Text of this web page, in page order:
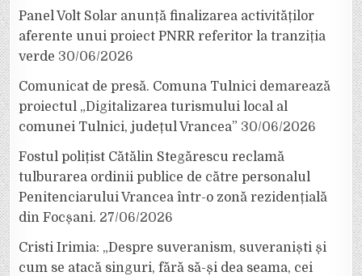
Panel Volt Solar anunță finalizarea activităților
aferente unui proiect PNRR referitor la tranziția
verde 30/06/2026
Comunicat de presă. Comuna Tulnici demarează
proiectul „Digitalizarea turismului local al
comunei Tulnici, județul Vrancea” 30/06/2026
Fostul polițist Cătălin Stegărescu reclamă
tulburarea ordinii publice de către personalul
Penitenciarului Vrancea într-o zonă rezidențială
din Focșani. 27/06/2026
Cristi Irimia: „Despre suveranism, suveraniști și
cum se atacă singuri, fără să-și dea seama, cei